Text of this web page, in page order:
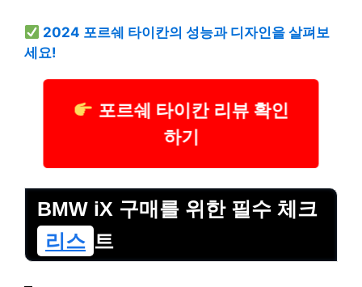
2024 포르쉐 타이칸의 성능과 디자인을 살펴보
세요!
포르쉐 타이칸 리뷰 확인
하기
BMW iX 구매를 위한 필수 체크
리스 트